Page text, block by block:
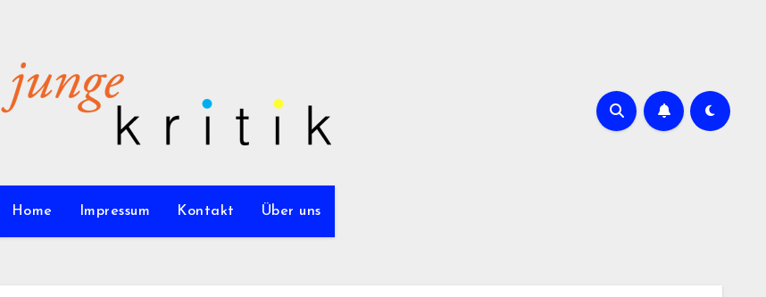
Home Impressum Kontakt Über uns